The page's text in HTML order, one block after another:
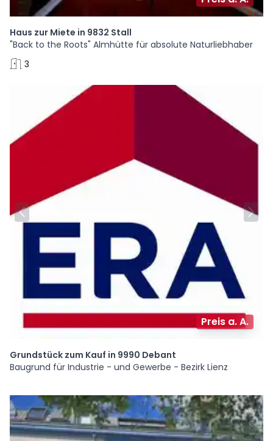
Haus zur Miete in 9832 Stall
"Back to the Roots" Almhütte für absolute Naturliebhaber
3
Preis a. A.
Grundstück zum Kauf in 9990 Debant
Baugrund für Industrie - und Gewerbe - Bezirk Lienz